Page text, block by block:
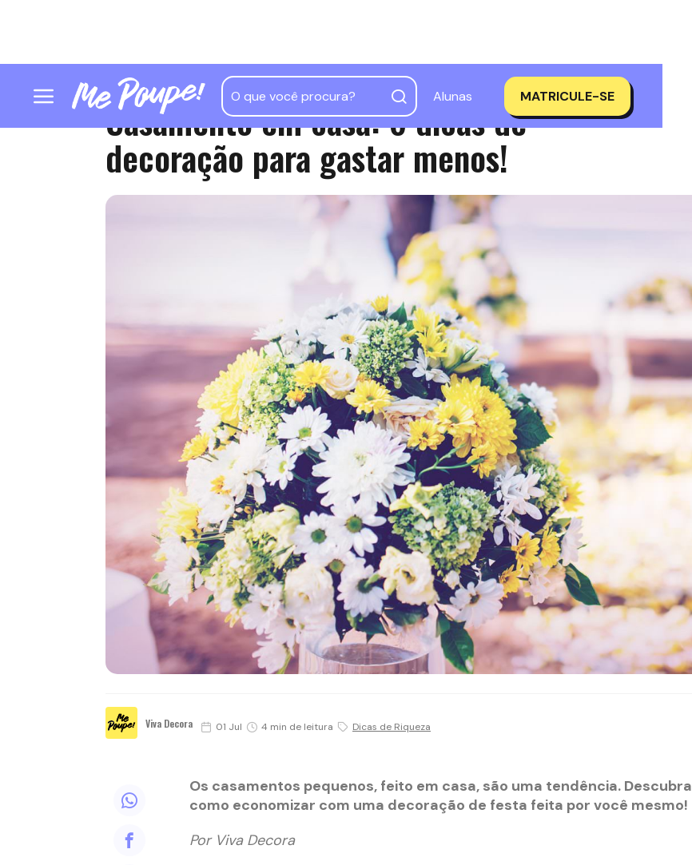
Alunas MATRICULE-SE
Casamento em casa: 6 dicas de
decoração para gastar menos!
Viva Decora 01 Jul 4 min de leitura Dicas de Riqueza
Os casamentos pequenos, feito em casa, são uma tendência. Descubra
como economizar com uma decoração de festa feita por você mesmo!
Por Viva Decora